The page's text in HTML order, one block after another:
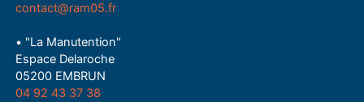
contact@ram05.fr
• "La Manutention"
Espace Delaroche
05200 EMBRUN
04 92 43 37 38